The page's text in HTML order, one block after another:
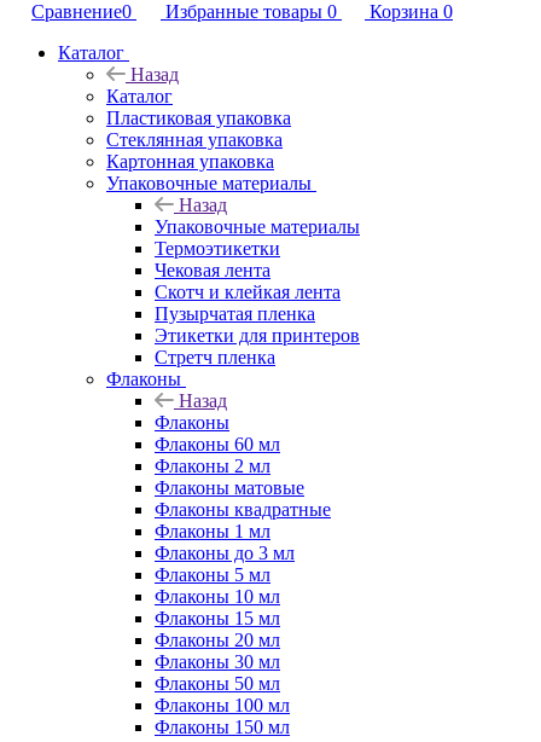
Сравнение0 Избранные товары 0 Корзина 0
Каталог
Назад
Каталог
Пластиковая упаковка
Стеклянная упаковка
Картонная упаковка
Упаковочные материалы
Назад
Упаковочные материалы
Термоэтикетки
Чековая лента
Скотч и клейкая лента
Пузырчатая пленка
Этикетки для принтеров
Стретч пленка
Флаконы
Назад
Флаконы
Флаконы 60 мл
Флаконы 2 мл
Флаконы матовые
Флаконы квадратные
Флаконы 1 мл
Флаконы до 3 мл
Флаконы 5 мл
Флаконы 10 мл
Флаконы 15 мл
Флаконы 20 мл
Флаконы 30 мл
Флаконы 50 мл
Флаконы 100 мл
Флаконы 150 мл